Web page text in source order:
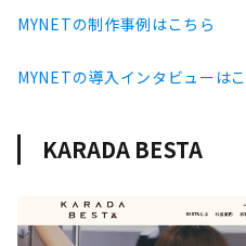
MYNETの制作事例はこちら
MYNETの導入インタビューは
KARADA BESTA